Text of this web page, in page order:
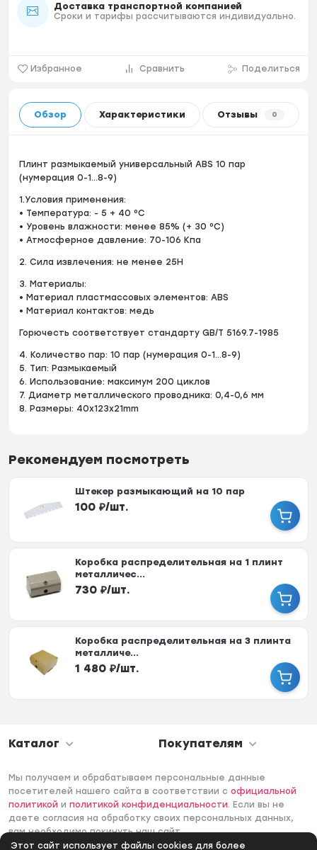
Этот сайт использует файлы cookies для более
Доставка транспортной компанией
Сроки и тарифы рассчитываются индивидуально.
Избранное Сравнить Поделиться
Обзор Характеристики Отзывы 0
Плинт размыкаемый универсальный ABS 10 пар
(нумерация 0-1...8-9)
1.Условия применения:
• Температура: - 5 + 40 ⁰C
• Уровень влажности: менее 85% (+ 30 ⁰С)
• Атмосферное давление: 70-106 Кпа
2. Сила извлечения: не менее 25Н
3. Материалы:
• Материал пластмассовых элементов: ABS
• Материал контактов: медь
Горючесть соответствует стандарту GB/T 5169.7-1985
4. Количество пар: 10 пар (нумерация 0-1...8-9)
5. Тип: Размыкаемый
6. Использование: максимум 200 циклов
7. Диаметр металлического проводника: 0,4-0,6 мм
8. Размеры: 40х123х21mm
Рекомендуем посмотреть
Штекер размыкающий на 10 пар
100 ₽/шт.
Коробка распределительная на 1 плинт
металличес...
730 ₽/шт.
Коробка распределительная на 3 плинта
металличе...
1 480 ₽/шт.
Каталог Покупателям
Мы получаем и обрабатываем персональные данные
посетителей нашего сайта в соответствии софициальной
политикой иполитикой конфиденциальности. Если вы не
даете согласия на обработку своих персональных данных,
вам необходимо покинуть наш сайт.